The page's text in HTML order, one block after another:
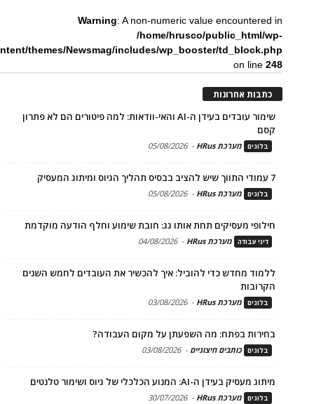
Warning: A non-numeric value encountered in
/home/hrusco/public_html/wp-
themes/Newsmag/includes/wp_booster/td_block.php
on line248
כתבות אחרונות
שימור עובדים בעידן ה-AI והאי-וודאות: למה פיטורים הם לא פתרון
קסם
בלוגים מערכת HRus -
05/08/2026
7 עמודי התווך שיש להציב בבסיס תהליך הגיוס ומיתוג המעסיק
בלוגים מערכת HRus -
05/08/2026
חילופי מעסיקים תחת אותו גג: חובת שימוע וחלף הודעה מוקדמת
דיני עבודה מערכת HRus -
04/08/2026
ללמוד מחדש כדי להוביל: איך להכשיר את העובדים לחמש השנים
הקרובות
בלוגים מערכת HRus -
03/08/2026
בחירות בפתח: מה השפעתן על מקום העבודה?
בלוגים כותבים חיצוניים -
03/08/2026
מיתוג מעסיק בעידן ה-AI: המנוע הכלכלי של גיוס ושימור טלנטים
בלוגים מערכת HRus -
30/07/2026